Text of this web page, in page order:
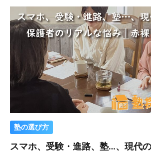
塾の選び方
スマホ、受験・進路、塾…、現代